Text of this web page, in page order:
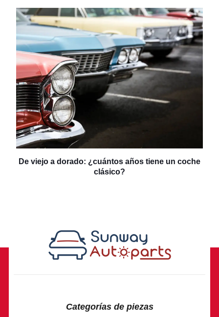
De viejo a dorado: ¿cuántos años tiene un coche
clásico?
Categorías de piezas